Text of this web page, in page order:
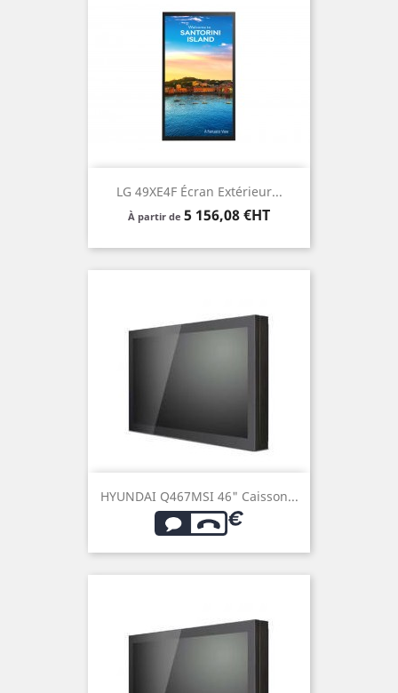
LG 49XE4F Écran Extérieur...
À partir de Prix
5 156,08 €HT
HYUNDAI Q467MSI 46" Caisson...